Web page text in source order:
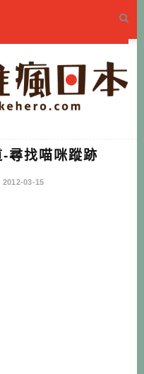
尋找喵咪蹤跡
2012-03-15